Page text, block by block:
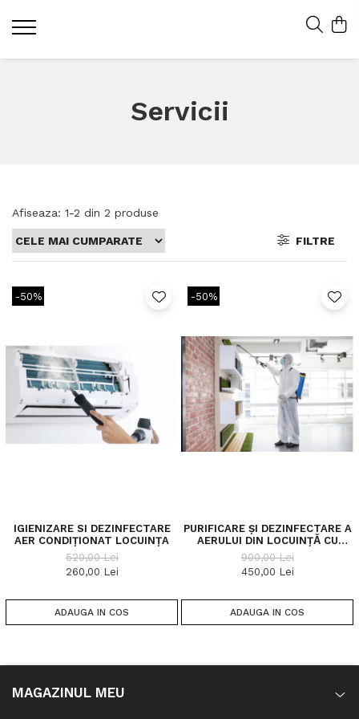
Servicii
Afiseaza: 1-2 din 2 produse
FILTRE
-50%
IGIENIZARE SI DEZINFECTARE
AER CONDIȚIONAT LOCUINȚA
520,00 Lei
260,00 Lei
ADAUGA IN COS
-50%
PURIFICARE ȘI DEZINFECTARE A
AERULUI DIN LOCUINȚǍ CU
NEOSAN
900,00 Lei
450,00 Lei
ADAUGA IN COS
MAGAZINUL MEU